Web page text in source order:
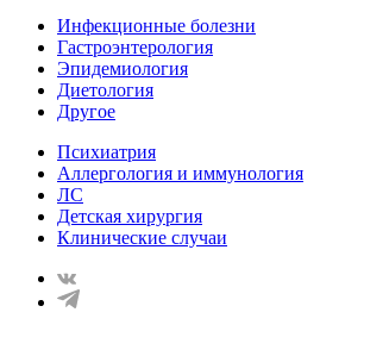
Инфекционные болезни
Гастроэнтерология
Эпидемиология
Диетология
Другое
Психиатрия
Аллергология и иммунология
ЛС
Детская хирургия
Клинические случаи